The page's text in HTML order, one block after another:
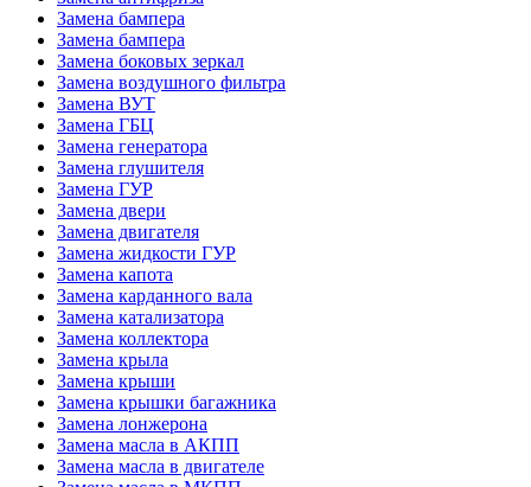
Замена бампера
Замена бампера
Замена боковых зеркал
Замена воздушного фильтра
Замена ВУТ
Замена ГБЦ
Замена генератора
Замена глушителя
Замена ГУР
Замена двери
Замена двигателя
Замена жидкости ГУР
Замена капота
Замена карданного вала
Замена катализатора
Замена коллектора
Замена крыла
Замена крыши
Замена крышки багажника
Замена лонжерона
Замена масла в АКПП
Замена масла в двигателе